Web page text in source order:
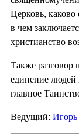
Церковь, каково
в чем
христианство
Также разговор
единение людей
главное
Ведущий: